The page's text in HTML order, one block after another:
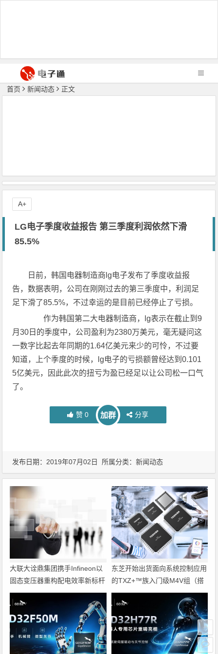
首页 新闻动态 正文
LG电子季度收益报告 第三季度利润依然下滑
85.5%
日前，韩国电器制造商lg电子发布了季度收益报
告，数据表明，公司在刚刚过去的第三季度中，利润足
足下滑了85.5%，不过幸运的是目前已经停止了亏损。
作为韩国第二大电器制造商，lg表示在截止到9
月30日的季度中，公司盈利为2380万美元，毫无疑问这
一数字比起去年同期的1.64亿美元来少的可怜，不过要
知道，上个季度的时候，lg电子的亏损额曾经达到0.101
5亿美元，因此此次的扭亏为盈已经足以让公司松一口气
了。
赞 0 加群 分享
A+
发布日期：2019年07月02日 所属分类：新闻动态
大联大诠鼎集团携手Infineon以
固态变压器重构配电效率新标杆
东芝开始出货面向系统控制应用
的TXZ+™族入门级M4V组（搭
载Arm Cortex‑M4内核的标准微
控制器）工程样品